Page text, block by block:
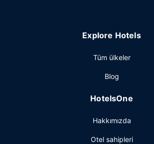
Explore Hotels
Tüm ülkeler
Blog
HotelsOne
Hakkımızda
Otel sahipleri